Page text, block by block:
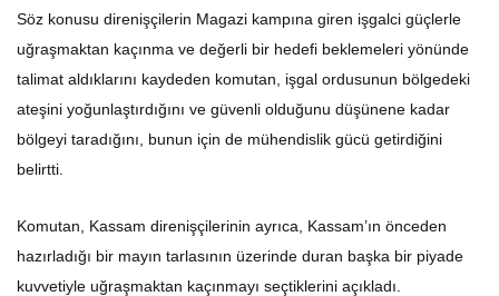
Söz konusu direnişçilerin Magazi kampına giren işgalci güçlerle
uğraşmaktan kaçınma ve değerli bir hedefi beklemeleri yönünde
talimat aldıklarını kaydeden komutan, işgal ordusunun bölgedeki
ateşini yoğunlaştırdığını ve güvenli olduğunu düşünene kadar
bölgeyi taradığını, bunun için de mühendislik gücü getirdiğini
belirtti.
Komutan, Kassam direnişçilerinin ayrıca, Kassam’ın önceden
hazırladığı bir mayın tarlasının üzerinde duran başka bir piyade
kuvvetiyle uğraşmaktan kaçınmayı seçtiklerini açıkladı.